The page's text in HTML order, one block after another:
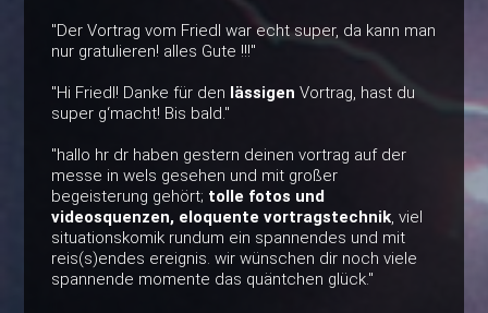
"Der Vortrag vom Friedl war echt super, da kann man
nur gratulieren! alles Gute !!!"
"Hi Friedl! Danke für den lässigenVortrag, hast du
super g‘macht! Bis bald."
"hallo hr dr haben gestern deinen vortrag auf der
messe in wels gesehen und mit großer
begeisterung gehört; tolle fotos und
videosquenzen, eloquente vortragstechnik, viel
situationskomik rundum ein spannendes und mit
reis(s)endes ereignis. wir wünschen dir noch viele
spannende momente das quäntchen glück."